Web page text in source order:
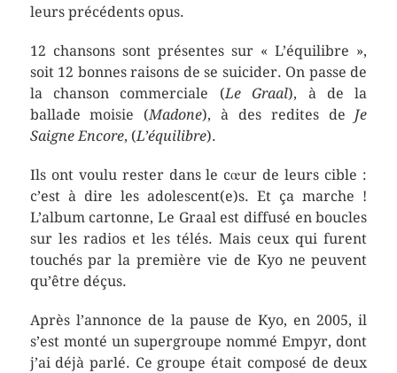
leurs précédents opus.
12 chansons sont présentes sur « L’équilibre »,
soit 12 bonnes raisons de se suicider. On passe de
la chanson commerciale (Le Graal), à de la
ballade moisie (Madone), à des redites de Je
Saigne Encore, (L’équilibre).
Ils ont voulu rester dans le cœur de leurs cible :
c’est à dire les adolescent(e)s. Et ça marche !
L’album cartonne, Le Graal est diffusé en boucles
sur les radios et les télés. Mais ceux qui furent
touchés par la première vie de Kyo ne peuvent
qu’être déçus.
Après l’annonce de la pause de Kyo, en 2005, il
s’est monté un supergroupe nommé Empyr, dont
j’ai déjà parlé. Ce groupe était composé de deux